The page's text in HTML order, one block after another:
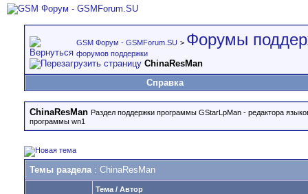
GSM Форум - GSMForum.SU > Форумы
форумов поддержки
ChinaResMan
Справка
ChinaResMan Раздел поддержки программы GStarLpMan - редактора
программы wn1
Темы раздела: ChinaResMan
Тема / Автор